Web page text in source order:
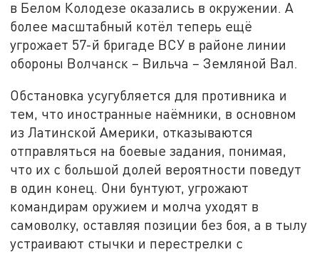
в Белом Колодезе оказались в окружении. А
более масштабный котёл теперь ещё
угрожает 57-й бригаде ВСУ в районе линии
обороны Волчанск – Вильча – Земляной Вал.
Обстановка усугубляется для противника и
тем, что иностранные наёмники, в основном
из Латинской Америки, отказываются
отправляться на боевые задания, понимая,
что их с большой долей вероятности поведут
в один конец. Они бунтуют, угрожают
командирам оружием и молча уходят в
самоволку, оставляя позиции без боя, а в тылу
устраивают стычки и перестрелки с